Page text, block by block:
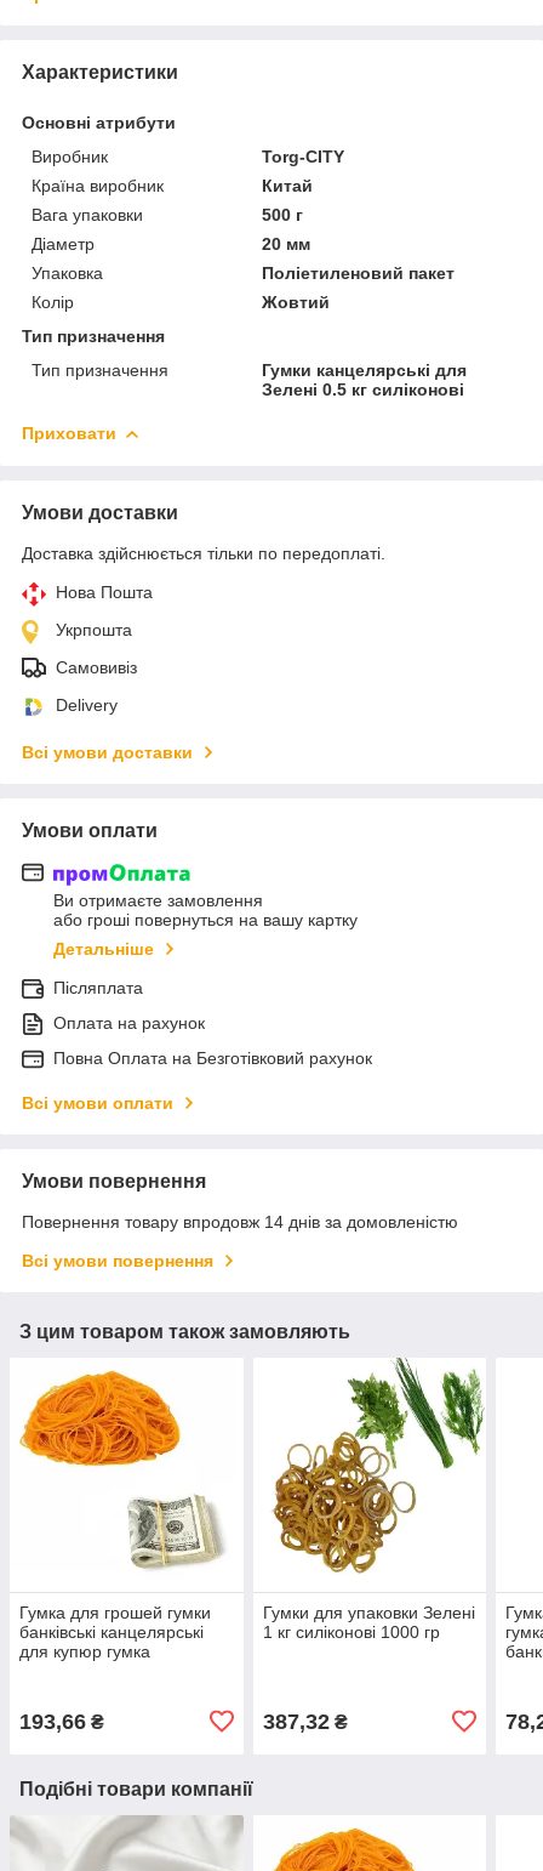
Характеристики
Основні атрибути
Виробник
Torg-CITY
Країна виробник
Китай
Вага упаковки
500 г
Діаметр
20 мм
Упаковка
Поліетиленовий пакет
Колір
Жовтий
Тип призначення
Тип призначення
Гумки канцелярські для
Зелені 0.5 кг силіконові
Приховати
Умови доставки
Доставка здійснюється тільки по передоплаті.
Нова Пошта
Укрпошта
Самовивіз
Delivery
Всі умови доставки
Умови оплати
Ви отримаєте замовлення
або гроші повернуться на вашу картку
Детальніше
Післяплата
Оплата на рахунок
Повна Оплата на Безготівковий рахунок
Всі умови оплати
Умови повернення
Повернення товару впродовж 14 днів за домовленістю
Всі умови повернення
З цим товаром також замовляють
Гумка для грошей гумки
банківські канцелярські
для купюр гумка
193,66 ₴
Гумки для упаковки Зелені
1 кг силіконові 1000 гр
387,32₴
Подібні товари компанії